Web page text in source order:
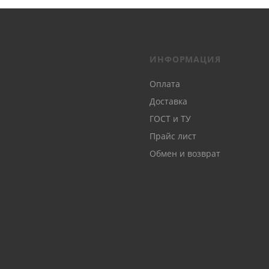
ИНФОРМАЦИЯ
Оплата
Доставка
ГОСТ и ТУ
Прайс лист
Обмен и возврат